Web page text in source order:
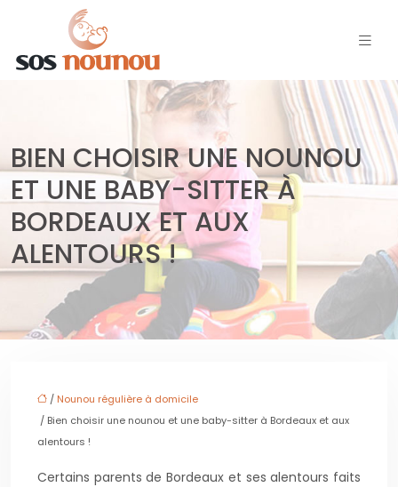
BIEN CHOISIR UNE NOUNOU
ET UNE BABY-SITTER À
BORDEAUX ET AUX
ALENTOURS !
/ Nounou régulière à domicile
/ Bien choisir une nounou et une baby-sitter à Bordeaux et aux
alentours !
Certains parents de Bordeaux et ses alentours faits